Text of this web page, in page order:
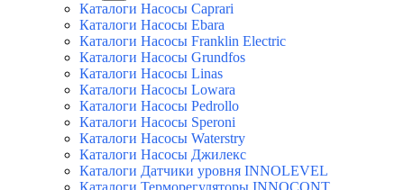
Каталоги Насосы Caprari
Каталоги Насосы Ebara
Каталоги Насосы Franklin Electric
Каталоги Насосы Grundfos
Каталоги Насосы Linas
Каталоги Насосы Lowara
Каталоги Насосы Pedrollo
Каталоги Насосы Speroni
Каталоги Насосы Waterstry
Каталоги Насосы Джилекс
Каталоги Датчики уровня INNOLEVEL